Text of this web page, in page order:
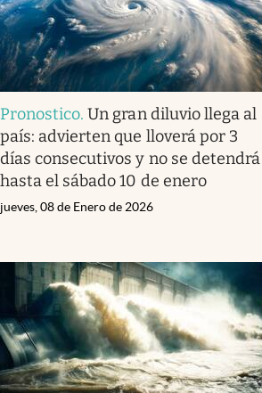
Pronostico.Un gran diluvio llega al
país: advierten que lloverá por 3
días consecutivos y no se detendrá
hasta el sábado 10 de enero
jueves, 08 de Enero de 2026